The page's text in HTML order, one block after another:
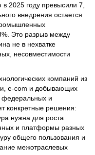
2025 году превысили 7,
внедрения остается
Это разрыв между
не в нехватке
несовместимости
компаний из
e-com и добывающих
федеральных и
конкретные решения:
нужна для роста
и платформы разных
общего пользования и
межотраслевых